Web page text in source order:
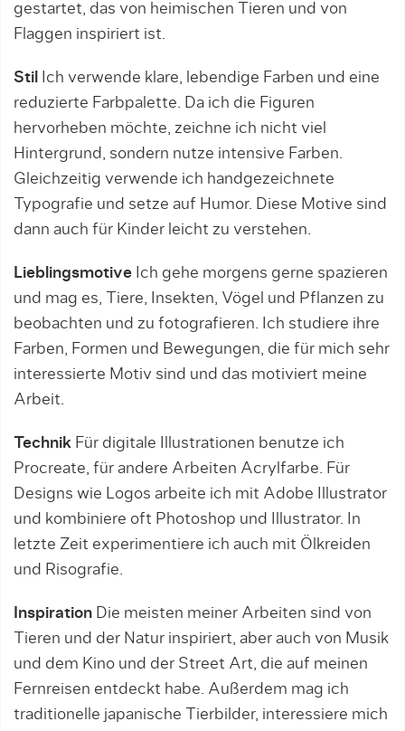
gestartet, das von heimischen Tieren und von
Flaggen inspiriert ist.
Stil
Ich verwende klare, lebendige Farben und eine
reduzierte Farbpalette. Da ich die Figuren
hervorheben möchte, zeichne ich nicht viel
Hintergrund, sondern nutze intensive Farben.
Gleichzeitig verwende ich handgezeichnete
Typografie und setze auf Humor. Diese Motive sind
dann auch für Kinder leicht zu verstehen.
Lieblingsmotive Ich gehe morgens gerne spazieren
und mag es, Tiere, Insekten, Vögel und Pflanzen zu
beobachten und zu fotografieren. Ich studiere ihre
Farben, Formen und Bewegungen, die für mich sehr
interessierte Motiv sind und das motiviert meine
Arbeit.
Technik Für digitale Illustrationen benutze ich
Procreate, für andere Arbeiten Acrylfarbe. Für
Designs wie Logos arbeite ich mit Adobe Illustrator
und kombiniere oft Photoshop und Illustrator. In
letzte Zeit experimentiere ich auch mit Ölkreiden
und Risografie.
Inspiration Die meisten meiner Arbeiten sind von
Tieren und der Natur inspiriert, aber auch von Musik
und dem Kino und der Street Art, die auf meinen
Fernreisen entdeckt habe. Außerdem mag ich
traditionelle japanische Tierbilder, interessiere mich